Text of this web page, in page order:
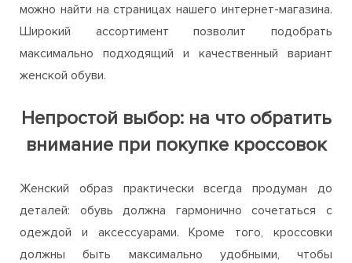
можно найти на страницах нашего интернет-магазина.
Широкий ассортимент позволит подобрать
максимально подходящий и качественный вариант
женской обуви.
Непростой выбор: на что обратить
внимание при покупке кроссовок
Женский образ практически всегда продуман до
деталей: обувь должна гармонично сочетаться с
одеждой и аксессуарами. Кроме того, кроссовки
должны быть максимально удобными, чтобы